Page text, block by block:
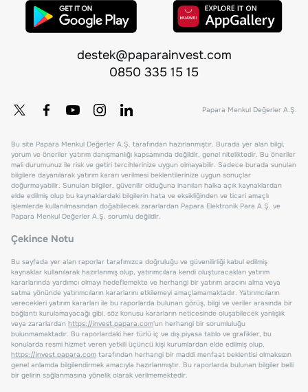
destek@paparainvest.com
0850 335 15 15
Papara Menkul Değerler A.Ş.
Bu site Papara Menkul Değerler A.Ş. tarafından hazırlanmıştır. Burada yer alan bilgi,
yorum ve öneriler yatırım danışmanlığı kapsamında değildir, genel niteliktedir. Bu öneriler
mali durumunuz ile risk ve getiri tercihlerinize uygun olmayabilir. Sadece burada sunulan
bilgilere dayanılarak yatırım kararı verilmesi beklentilerinize uygun sonuçlar
doğurmayabilir. Sunulan bilgiler, güvenilir olduğuna inanılan halka açık kaynaklardan
elde edilmiş olup bu kaynaklardaki bilgilerin hata ve eksikliğinden ve ticari amaçlı
işlemlerde kullanılmasından doğabilecek zararlardan Papara Elektronik Para A.Ş. ve
Papara Menkul Değerler A.Ş. sorumlu değildir.
Çekince Notu
Bu sayfada yer alan raporlar tarafımızca doğruluğu ve güvenilirliği kabul edilmiş
kaynaklar kullanılarak hazırlanmış olup, yatırımcılara kendi oluşturacakları yatırım
kararlarında yardımcı olmayı hedeflemekte ve herhangi bir yatırım aracını alma veya
satma yönünde yatırımcıların kararlarını etkilemeyi amaçlamamaktadır. Yatırımcıların
verecekleri yatırım kararları ile bu raporlarda bulunan görüş, bilgi ve veriler arasında bir
bağlantı kurulamayacağı gibi, söz konusu kararların neticesinde oluşabilecek yanlışlık
veya zararlardan https://invest.papara.com'un herhangi bir sorumluluğu
bulunmamaktadır. Bu raporlardaki her türlü iç ve dış piyasa tablo ve grafikler, bu
konularda resmi hizmet veren yetkili üçüncü kişi kurumlardan elde edilmiş olup,
https://invest.papara.com tarafından herhangi bir maddi menfaat beklentisi olmaksızın
genel anlamda bilgilendirmek amacıyla hazırlanmıştır. Bu raporlarda bulunan bilgiler belli
bir gelirin sağlanmasına yönelik olarak verilmemektedir.